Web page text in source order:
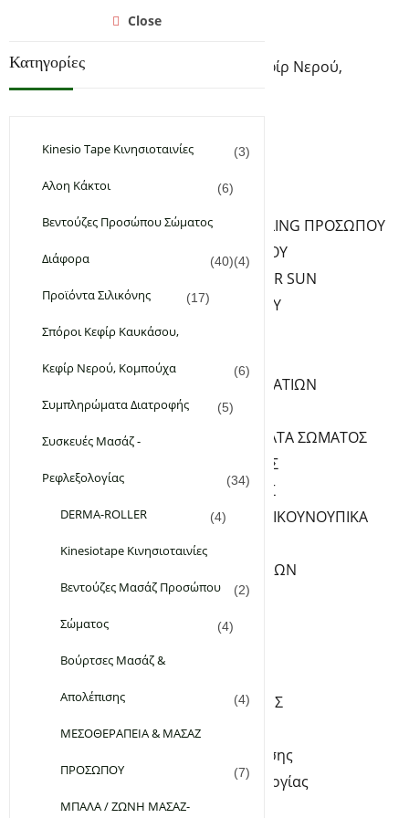
Σπόροι Κεφίρ Καυκάσου, Κεφίρ Νερού,
Φυτικά & Αιθέρια Έλαια
ΦΡΟΝΤΙΔΑ ΠΡΟΣΩΠΟΥ
ΚΑΘΑΡΙΣΜΟΣ PEELING ΠΡΟΣΩΠΟΥ
ΚΡΕΜΕΣ ΠΡΟΣΩΠΟΥ
ΑΝΤΗΛΙΑΚΑ – AFTER SUN
SERUM ΠΡΟΣΩΠΟΥ
ΦΡΟΝΤΙΔΑ ΧΕΙΛΙΩΝ
ΦΡΟΝΤΙΔΑ ΜΑΤΙΩΝ
ΚΡΕΜΕΣ-SERUM ΜΑΤΙΩΝ
ΦΡΟΝΤΙΔΑ ΣΩΜΑΤΟΣ
ΛΑΔΙΑ-ΓΑΛΑΚΤΩΜΑΤΑ ΣΩΜΑΤΟΣ
PEELING ΣΩΜΑΤΟΣ
ΚΡΕΜΕΣ ΣΩΜΑΤΟΣ
ΑΠΟΣΜΗΤΙΚΑ-ΑΝΤΙΚΟΥΝΟΥΠΙΚΑ
ΥΓΡΑ ΣΑΠΟΥΝΙΑ
ΦΡΟΝΤΙΔΑ ΧΕΡΙΩΝ-ΝΥΧΙΩΝ
SERUM ΝΥΧΙΩΝ
ΚΡΕΜΕΣ ΧΕΡΙΩΝ
ΑΛΑΤΑ – ΑΡΓΙΛΟΙ-ΣΚΟΝΕΣ
Kinesiotape Κινησιοταινίες
Βούρτσες Μασάζ & Απολέπισης
Συσκευές Μασάζ – Ρεφλεξολογίας
DERMA-ROLLER
Close
Κατηγορίες
Kinesio Tape Κινησιοταινίες (3)
Αλοη Κάκτοι (6)
Βεντούζες Προσώπου Σώματος
(4)
Διάφορα (40)
Προϊόντα Σιλικόνης (17)
Σπόροι Κεφίρ Καυκάσου,
Κεφίρ Νερού, Κομπούχα (6)
Συμπληρώματα Διατροφής (5)
Συσκευές Μασάζ -
Ρεφλεξολογίας (34)
DERMA-ROLLER (4)
Kinesiotape Κινησιοταινίες
(2)
Βεντούζες Μασάζ Προσώπου
Σώματος (4)
Βούρτσες Μασάζ &
Απολέπισης (4)
ΜΕΣΟΘΕΡΑΠΕΙΑ & ΜΑΣΑΖ
ΠΡΟΣΩΠΟΥ (7)
ΜΠΑΛΑ / ΖΩΝΗ ΜΑΣΑΖ-